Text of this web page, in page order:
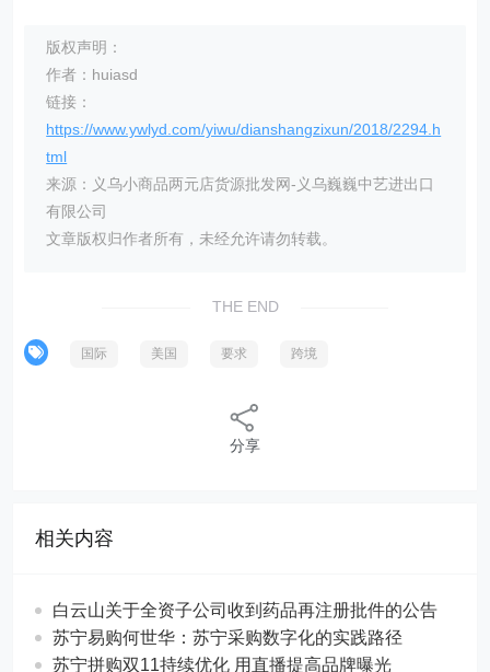
版权声明：
作者：huiasd
链接：
https://www.ywlyd.com/yiwu/dianshangzixun/2018/2294.h
tml
来源：义乌小商品两元店货源批发网-义乌巍巍中艺进出口
有限公司
文章版权归作者所有，未经允许请勿转载。
THE END
国际 美国 要求 跨境
分享
相关内容
白云山关于全资子公司收到药品再注册批件的公告
苏宁易购何世华：苏宁采购数字化的实践路径
苏宁拼购双11持续优化 用直播提高品牌曝光